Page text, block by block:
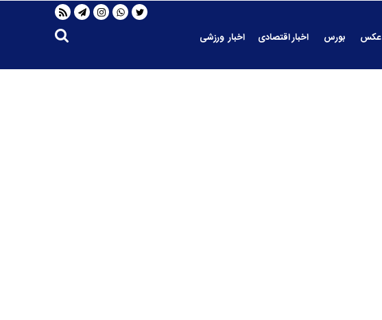
عکس بورس اخبار اقتصادی
اخبار ورزشی